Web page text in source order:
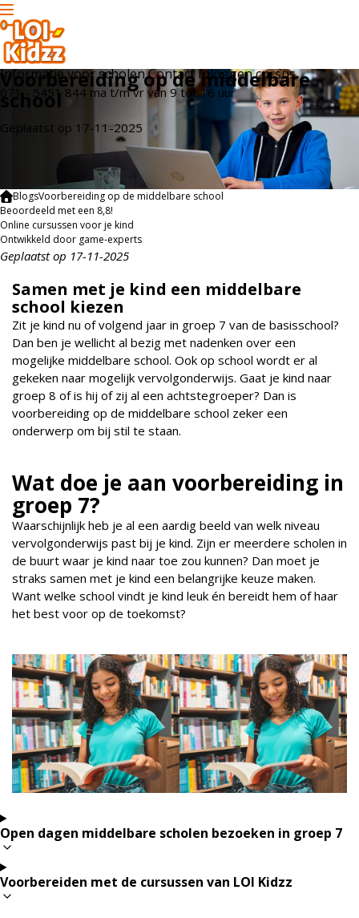
Informatie voor scholenContactInloggen cursus
071 - 5451 844 ma t/m vr van 9 tot 16 uur
Voorbereiding op de middelbare
school
Geplaatst op 17-11-2025
BlogsVoorbereiding op de middelbare school
Beoordeeld met een 8,8!
Online cursussen voor je kind
Ontwikkeld door game-experts
Geplaatst op 17-11-2025
Samen met je kind een middelbare
school kiezen
Zit je kind nu of volgend jaar in groep 7 van de basisschool?
Dan ben je wellicht al bezig met nadenken over een
mogelijke middelbare school. Ook op school wordt er al
gekeken naar mogelijk vervolgonderwijs. Gaat je kind naar
groep 8 of is hij of zij al een achtstegroeper? Dan is
voorbereiding op de middelbare school zeker een
onderwerp om bij stil te staan.
Wat doe je aan voorbereiding in
groep 7?
Waarschijnlijk heb je al een aardig beeld van welk niveau
vervolgonderwijs past bij je kind. Zijn er meerdere scholen in
de buurt waar je kind naar toe zou kunnen? Dan moet je
straks samen met je kind een belangrijke keuze maken.
Want welke school vindt je kind leuk én bereidt hem of haar
het best voor op de toekomst?
Open dagen middelbare scholen bezoeken in groep 7
Voorbereiden met de cursussen van LOI Kidzz